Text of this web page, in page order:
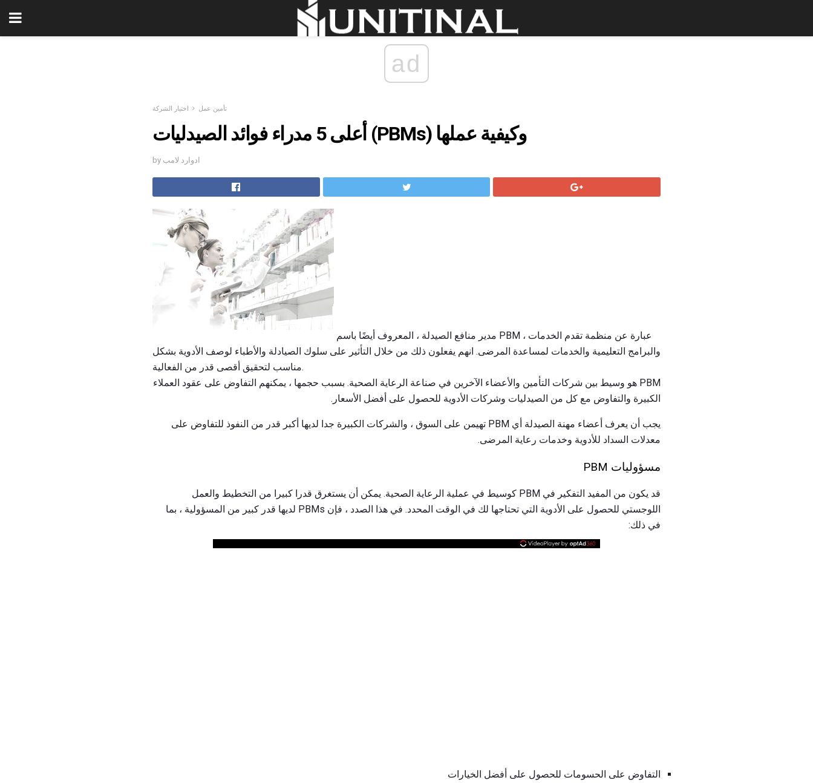
ad
تأمين عمل اختيار الشركة
أعلى 5 مدراء فوائد الصيدليات (PBMs) وكيفية عملها
by ادوارد لامب
والبرامج التعليمية والخدمات لمساعدة المرضى. انهم يفعلون ذلك من خلال التأثير على سلوك الصيادلة والأطباء لوصف الأدوية بشكل
مناسب لتحقيق أقصى قدر من الفعالية.
PBM هو وسيط بين شركات التأمين والأعضاء الآخرين في صناعة الرعاية الصحية. بسبب حجمها ، يمكنهم التفاوض على عقود العملاء
الكبيرة والتفاوض مع كل من الصيدليات وشركات الأدوية للحصول على أفضل الأسعار.
يجب أن يعرف أعضاء مهنة الصيدلة أي PBM تهيمن على السوق ، والشركات الكبيرة جدا لديها أكبر قدر من النفوذ للتفاوض على
معدلات السداد للأدوية وخدمات رعاية المرضى.
مسؤوليات PBM
قد يكون من المفيد التفكير في PBM كوسيط في عملية الرعاية الصحية. يمكن أن يستغرق قدرا كبيرا من التخطيط والعمل
اللوجستي للحصول على الأدوية التي تحتاجها لك في الوقت المحدد. في هذا الصدد ، فإن PBMs لديها قدر كبير من المسؤولية ، بما
في ذلك:
التفاوض على الحسومات للحصول على أفضل الخيارات